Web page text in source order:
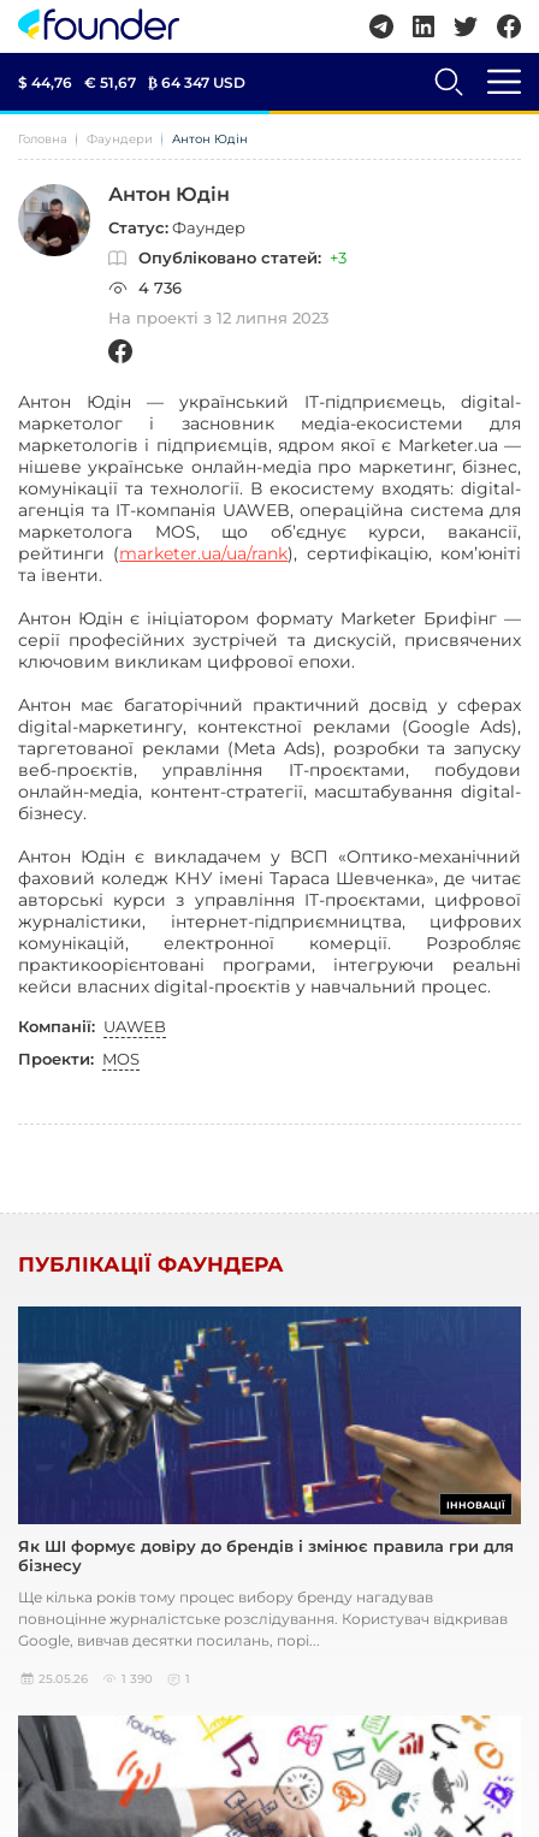
$ 44,76 € 51,67 ₿ 64 347 USD
Головна Фаундери Антон Юдін
Антон Юдін
Статус:Фаундер
Опубліковано статей: +3
4 736
На проекті з 12 липня 2023
Антон Юдін — український IT-підприємець, digital-
маркетолог і засновник медіа-екосистеми для
маркетологів і підприємців, ядром якої є Marketer.ua —
нішеве українське онлайн-медіа про маркетинг, бізнес,
комунікації та технології. В екосистему входять: digital-
агенція та IT-компанія UAWEB, операційна система для
маркетолога MOS, що об’єднує курси, вакансії,
рейтинги (marketer.ua/ua/rank), сертифікацію, комʼюніті
та івенти.
Антон Юдін є ініціатором формату Marketer Брифінг —
серії професійних зустрічей та дискусій, присвячених
ключовим викликам цифрової епохи.
Антон має багаторічний практичний досвід у сферах
digital-маркетингу, контекстної реклами (Google Ads),
таргетованої реклами (Meta Ads), розробки та запуску
веб-проєктів, управління IT-проєктами, побудови
онлайн-медіа, контент-стратегії, масштабування digital-
бізнесу.
Антон Юдін є викладачем у ВСП «Оптико-механічний
фаховий коледж КНУ імені Тараса Шевченка», де читає
авторські курси з управління IT-проєктами, цифрової
журналістики, інтернет-підприємництва, цифрових
комунікацій, електронної комерції. Розробляє
практикоорієнтовані програми, інтегруючи реальні
кейси власних digital-проєктів у навчальний процес.
Компанії: UAWEB
Проекти: MOS
ПУБЛІКАЦІЇ ФАУНДЕРА
ІННОВАЦІЇ
Як ШІ формує довіру до брендів і змінює правила гри для
бізнесу
Ще кілька років тому процес вибору бренду нагадував
повноцінне журналістське розслідування. Користувач відкривав
Google, вивчав десятки посилань, порі...
25.05.26 1 390 1